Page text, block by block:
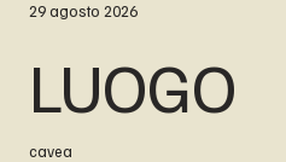
29 agosto 2026
LUOGO
cavea